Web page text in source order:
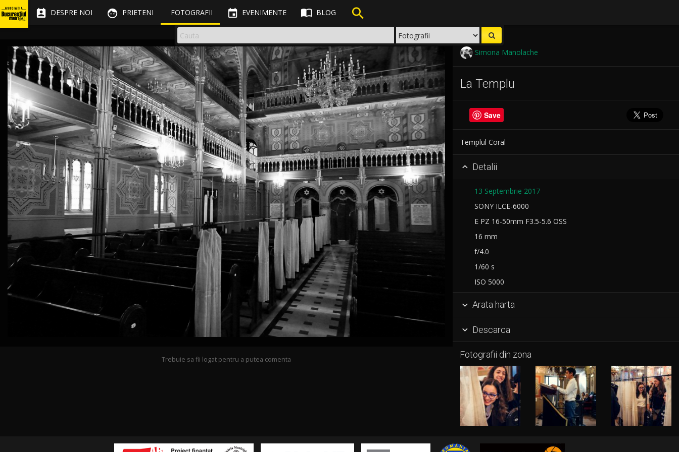
 DESPRE NOI  PRIETENI FOTOGRAFII  EVENIMENTE  BLOG 
Simona Manolache
La Templu
Save
Templul Coral
 Detalii
13 Septembrie 2017
SONY ILCE-6000
E PZ 16-50mm F3.5-5.6 OSS
16 mm
f/4.0
1/60 s
ISO 5000
 Arata harta
 Descarca
Fotografii din zona
Trebuie sa fii logat pentru a putea comenta